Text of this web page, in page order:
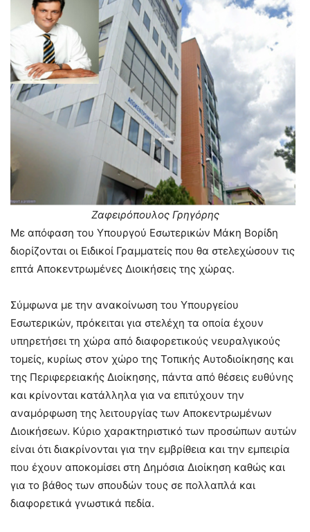
Ζαφειρόπουλος Γρηγόρης
Με απόφαση του Υπουργού Εσωτερικών Μάκη Βορίδη
διορίζονται οι Ειδικοί Γραμματείς που θα στελεχώσουν τις
επτά Αποκεντρωμένες Διοικήσεις της χώρας.
Σύμφωνα με την ανακοίνωση του Υπουργείου
Εσωτερικών, πρόκειται για στελέχη τα οποία έχουν
υπηρετήσει τη χώρα από διαφορετικούς νευραλγικούς
τομείς, κυρίως στον χώρο της Τοπικής Αυτοδιοίκησης και
της Περιφερειακής Διοίκησης, πάντα από θέσεις ευθύνης
και κρίνονται κατάλληλα για να επιτύχουν την
αναμόρφωση της λειτουργίας των Αποκεντρωμένων
Διοικήσεων. Κύριο χαρακτηριστικό των προσώπων αυτών
είναι ότι διακρίνονται για την εμβρίθεια και την εμπειρία
που έχουν αποκομίσει στη Δημόσια Διοίκηση καθώς και
για το βάθος των σπουδών τους σε πολλαπλά και
διαφορετικά γνωστικά πεδία.